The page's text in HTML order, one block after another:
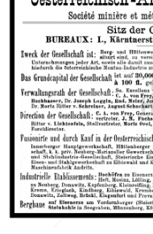
voestalpine AG